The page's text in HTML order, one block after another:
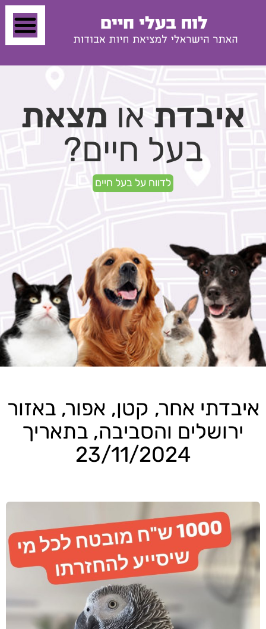
איבדת או מצאת
בעל חיים?
לדווח על בעל חיים
איבדתי אחר, קטן, אפור, באזור
ירושלים והסביבה, בתאריך
23/11/2024